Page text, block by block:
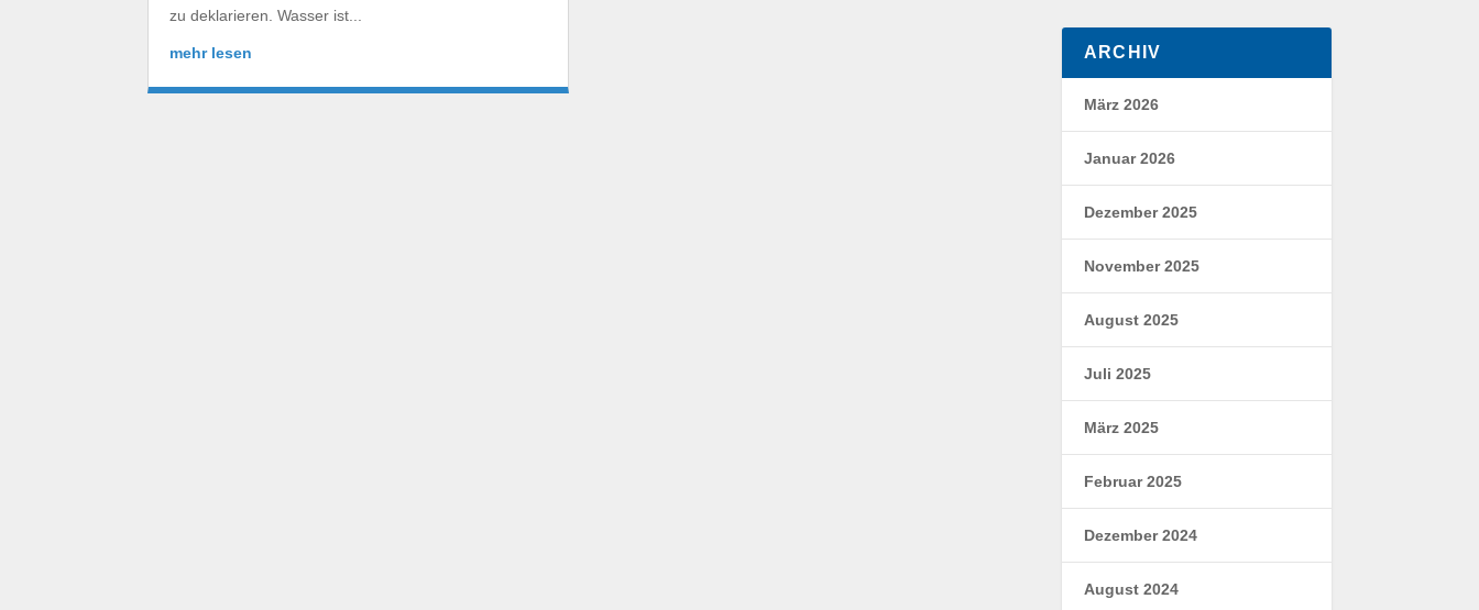
zu deklarieren. Wasser ist...
mehr lesen ARCHIV
März 2026
Januar 2026
Dezember 2025
November 2025
August 2025
Juli 2025
März 2025
Februar 2025
Dezember 2024
August 2024